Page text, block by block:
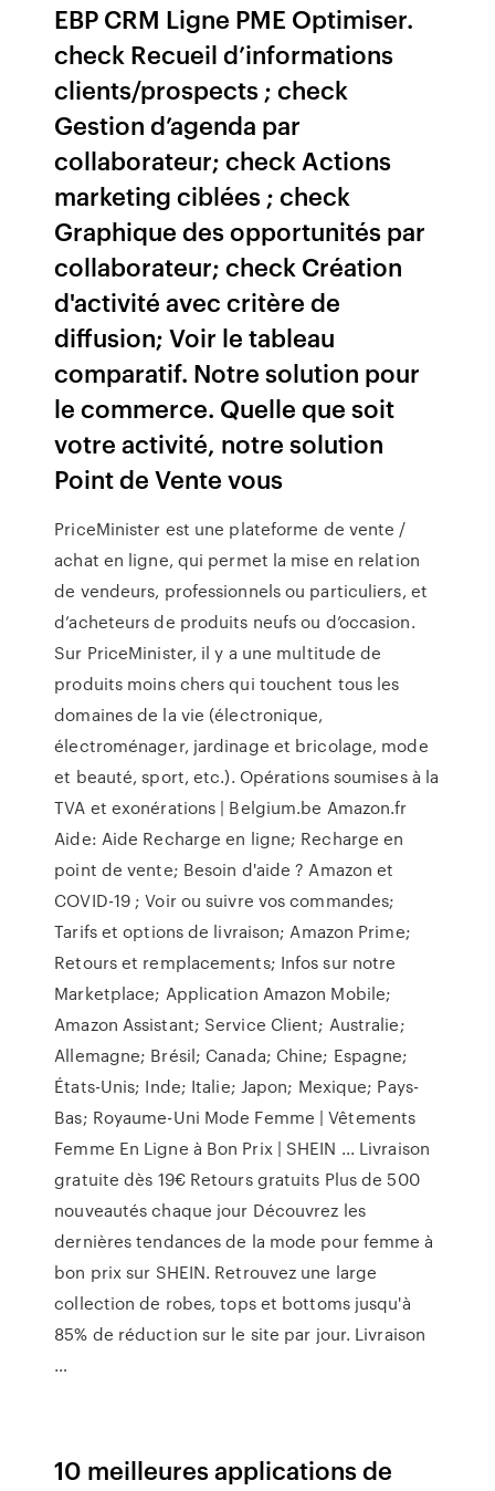
EBP CRM Ligne PME Optimiser.
check Recueil d’informations
clients/prospects ; check
Gestion d’agenda par
collaborateur; check Actions
marketing ciblées ; check
Graphique des opportunités par
collaborateur; check Création
d'activité avec critère de
diffusion; Voir le tableau
comparatif. Notre solution pour
le commerce. Quelle que soit
votre activité, notre solution
Point de Vente vous
PriceMinister est une plateforme de vente /
achat en ligne, qui permet la mise en relation
de vendeurs, professionnels ou particuliers, et
d’acheteurs de produits neufs ou d’occasion.
Sur PriceMinister, il y a une multitude de
produits moins chers qui touchent tous les
domaines de la vie (électronique,
électroménager, jardinage et bricolage, mode
et beauté, sport, etc.). Opérations soumises à la
TVA et exonérations | Belgium.be Amazon.fr
Aide: Aide Recharge en ligne; Recharge en
point de vente; Besoin d'aide ? Amazon et
COVID-19 ; Voir ou suivre vos commandes;
Tarifs et options de livraison; Amazon Prime;
Retours et remplacements; Infos sur notre
Marketplace; Application Amazon Mobile;
Amazon Assistant; Service Client; Australie;
Allemagne; Brésil; Canada; Chine; Espagne;
États-Unis; Inde; Italie; Japon; Mexique; Pays-
Bas; Royaume-Uni Mode Femme | Vêtements
Femme En Ligne à Bon Prix | SHEIN ... Livraison
gratuite dès 19€ Retours gratuits Plus de 500
nouveautés chaque jour Découvrez les
dernières tendances de la mode pour femme à
bon prix sur SHEIN. Retrouvez une large
collection de robes, tops et bottoms jusqu'à
85% de réduction sur le site par jour. Livraison
…
10 meilleures applications de